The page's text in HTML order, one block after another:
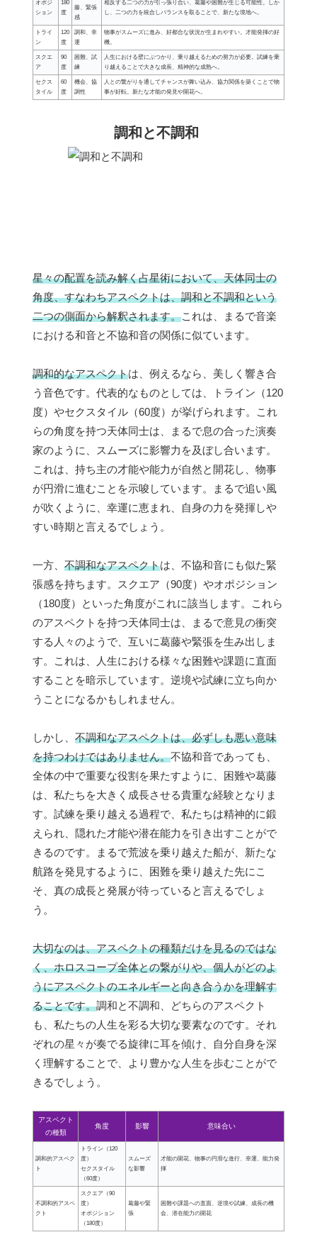
オポジ
ション
180
度
藤、緊張
感
相反する二つの力が引っ張り合い、葛藤や困難が生じる可能性。しか
し、二つの力を統合しバランスを取ることで、新たな境地へ。
トライ
ン
120
度
調和、幸
運
物事がスムーズに進み、好都合な状況が生まれやすい。才能発揮の好
機。
スクエ
ア
90
度
困難、試
練
人生における壁にぶつかり、乗り越えるための努力が必要。試練を乗
り越えることで大きな成長、精神的な成熟へ。
セクス
タイル
60
度
機会、協
調性
人との繋がりを通してチャンスが舞い込み、協力関係を築くことで物
事が好転。新たな才能の発見や開花へ。
調和と不調和
星々の配置を読み解く占星術において、天体同士の
角度、すなわちアスペクトは、調和と不調和という
二つの側面から解釈されます。これは、まるで音楽
における和音と不協和音の関係に似ています。
調和的なアスペクトは、例えるなら、美しく響き合
う音色です。代表的なものとしては、トライン（120
度）やセクスタイル（60度）が挙げられます。これ
らの角度を持つ天体同士は、まるで息の合った演奏
家のように、スムーズに影響力を及ぼし合います。
これは、持ち主の才能や能力が自然と開花し、物事
が円滑に進むことを示唆しています。まるで追い風
が吹くように、幸運に恵まれ、自身の力を発揮しや
すい時期と言えるでしょう。
一方、 不調和なアスペクトは、不協和音にも似た緊
張感を持ちます。スクエア（90度）やオポジション
（180度）といった角度がこれに該当します。これら
のアスペクトを持つ天体同士は、まるで意見の衝突
する人々のようで、互いに葛藤や緊張を生み出しま
す。これは、人生における様々な困難や課題に直面
することを暗示しています。逆境や試練に立ち向か
うことになるかもしれません。
しかし、 不調和なアスペクトは、必ずしも悪い意味
を持つわけではありません。不協和音であっても、
全体の中で重要な役割を果たすように、困難や葛藤
は、私たちを大きく成長させる貴重な経験となりま
す。試練を乗り越える過程で、私たちは精神的に鍛
えられ、隠れた才能や潜在能力を引き出すことがで
きるのです。まるで荒波を乗り越えた船が、新たな
航路を発見するように、困難を乗り越えた先にこ
そ、真の成長と発展が待っていると言えるでしょ
う。
大切なのは、アスペクトの種類だけを見るのではな
く、ホロスコープ全体との繋がりや、個人がどのよ
うにアスペクトのエネルギーと向き合うかを理解す
ることです。調和と不調和、どちらのアスペクト
も、私たちの人生を彩る大切な要素なのです。それ
ぞれの星々が奏でる旋律に耳を傾け、自分自身を深
く理解することで、より豊かな人生を歩むことがで
きるでしょう。
アスペクト
の種類
角度 影響 意味合い
調和的アスペク
ト
トライン（120
度）
セクスタイル
（60度）
スムーズ
な影響
才能の開花、物事の円滑な進行、幸運、能力発
揮
不調和的アスペ
クト
スクエア（90
度）
オポジション
（180度）
葛藤や緊
張
困難や課題への直面、逆境や試練、成長の機
会、潜在能力の開花